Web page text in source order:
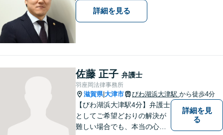
詳細を見る
佐藤 正子 弁護士
羽座岡法律事務所
滋賀県|大津市 びわ湖浜大津駅 から徒歩4分
【びわ湖浜大津駅4分】弁護士
としてご希望どおりの解決が
難しい場合でも、本当の心の
詳細を見
る